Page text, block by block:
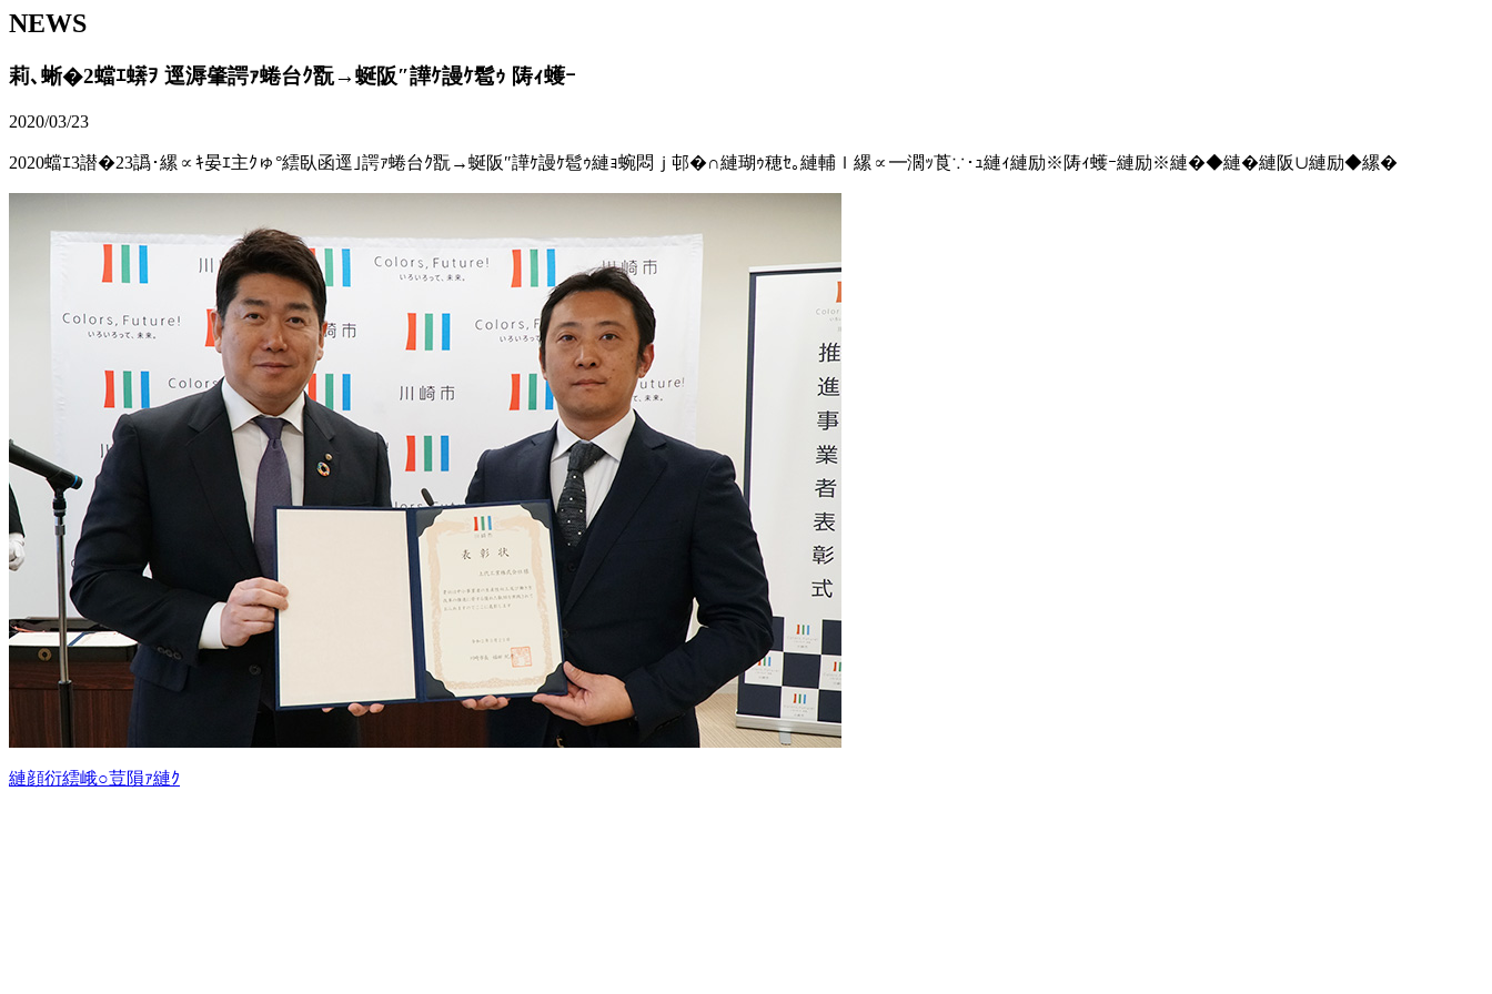
NEWS
莉､蜥�2蟷ｴ蠎ｦ 逕溽肇諤ｧ蜷台ｸ翫→蜒阪″譁ｹ謾ｹ髱ｩ 陦ｨ蠖ｰ
2020/03/23
2020蟷ｴ3譛�23譌･縲∝ｷ晏ｴ主ｸゅ°繧臥函逕｣諤ｧ蜷台ｸ翫→蜒阪″譁ｹ謾ｹ髱ｩ縺ｮ蜿悶ｊ邨�∩縺瑚ｩ穂ｾ｡縺輔ｌ縲∝━濶ｯ莨∵･ｭ縺ｨ縺励※陦ｨ蠖ｰ縺励※縺�◆縺�縺阪∪縺励◆縲�
縺顔衍繧峨○荳隕ｧ縺ｸ